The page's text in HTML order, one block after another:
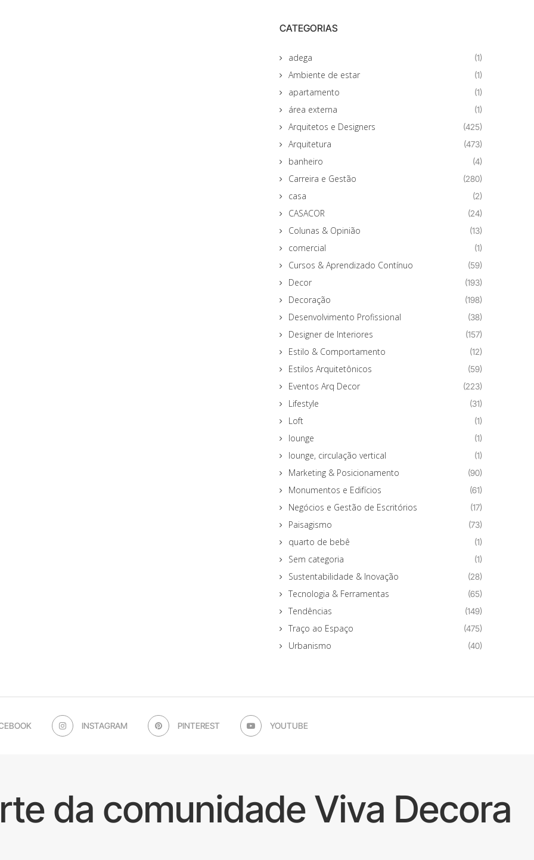
CATEGORIAS
adega (1)
Ambiente de estar (1)
apartamento (1)
área externa (1)
Arquitetos e Designers (425)
Arquitetura (473)
banheiro (4)
Carreira e Gestão (280)
casa (2)
CASACOR (24)
Colunas & Opinião (13)
comercial (1)
Cursos & Aprendizado Contínuo (59)
Decor (193)
Decoração (198)
Desenvolvimento Profissional (38)
Designer de Interiores (157)
Estilo & Comportamento (12)
Estilos Arquitetônicos (59)
Eventos Arq Decor (223)
Lifestyle (31)
Loft (1)
lounge (1)
lounge, circulação vertical (1)
Marketing & Posicionamento (90)
Monumentos e Edifícios (61)
Negócios e Gestão de Escritórios (17)
Paisagismo (73)
quarto de bebê (1)
Sem categoria (1)
Sustentabilidade & Inovação (28)
Tecnologia & Ferramentas (65)
Tendências (149)
Traço ao Espaço (475)
Urbanismo (40)
INSTAGRAM PINTEREST YOUTUBE
da comunidade Viva Decora